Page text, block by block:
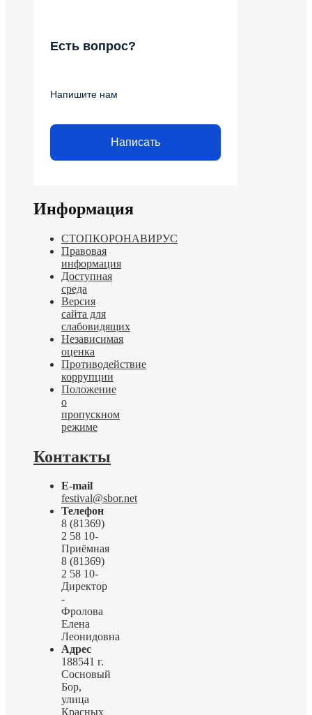
Есть вопрос?
Напишите нам
Написать
Информация
СТОПКОРОНАВИРУС
Правовая
информация
Доступная
среда
Версия
сайта для
слабовидящих
Независимая
оценка
Противодействие
коррупции
Положение
о
пропускном
режиме
Контакты
E-mail
festival@sbor.net
Телефон
8 (81369)
2 58 10-
Приёмная
8 (81369)
2 58 10-
Директор
-
Фролова
Елена
Леонидовна
Адрес
188541 г.
Сосновый
Бор,
улица
Красных